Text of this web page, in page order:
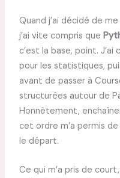
Quand j’ai décidé de
j’ai vite compris que
c’est la base, point.
pour les statistiques,
avant de passer à
structurées autour de
Honnêtement,
cet ordre m’a permis
le départ.
Ce qui m’a pris de